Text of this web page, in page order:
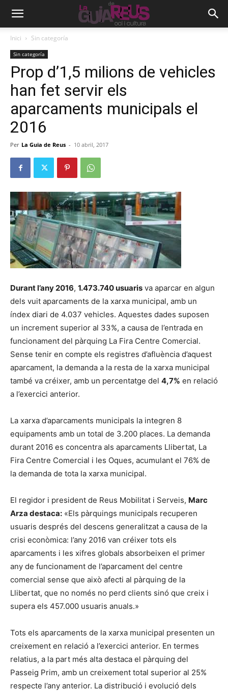
Inici Sin categoría
Sin categoría
Prop d’1,5 milions de vehicles
han fet servir els
aparcaments municipals el
2016
Per La Guia de Reus - 10 abril, 2017
Durant l’any 2016, 1.473.740 usuaris va aparcar en algun
dels vuit aparcaments de la xarxa municipal, amb un
índex diari de 4.037 vehicles. Aquestes dades suposen
un increment superior al 33%, a causa de l’entrada en
funcionament del pàrquing La Fira Centre Comercial.
Sense tenir en compte els registres d’afluència d’aquest
aparcament, la demanda a la resta de la xarxa municipal
també va créixer, amb un percentatge del 4,7% en relació
a l’exercici anterior.
La xarxa d’aparcaments municipals la integren 8
equipaments amb un total de 3.200 places. La demanda
durant 2016 es concentra als aparcaments Llibertat, La
Fira Centre Comercial i les Oques, acumulant el 76% de
la demanda de tota la xarxa municipal.
El regidor i president de Reus Mobilitat i Serveis, Marc
Arza destaca: «Els pàrquings municipals recuperen
usuaris després del descens generalitzat a causa de la
crisi econòmica: l’any 2016 van créixer tots els
aparcaments i les xifres globals absorbeixen el primer
any de funcionament de l’aparcament del centre
comercial sense que això afecti al pàrquing de la
Llibertat, que no només no perd clients sinó que creix i
supera els 457.000 usuaris anuals.»
Tots els aparcaments de la xarxa municipal presenten un
creixement en relació a l’exercici anterior. En termes
relatius, a la part més alta destaca el pàrquing del
Passeig Prim, amb un creixement total superior al 25%
respecte l’any anterior. La distribució i evolució dels